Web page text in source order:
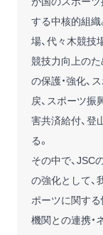
する中核的組織
場、代々木競技
競技力向上のた
の保護・強化、
戻、スポーツ振
害共済給付、登
る。
その中で、JSC
の強化として、
ポーツに関する
機関との連携・